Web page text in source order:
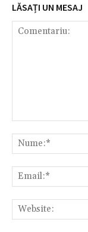
LĂSAȚI UN MESAJ